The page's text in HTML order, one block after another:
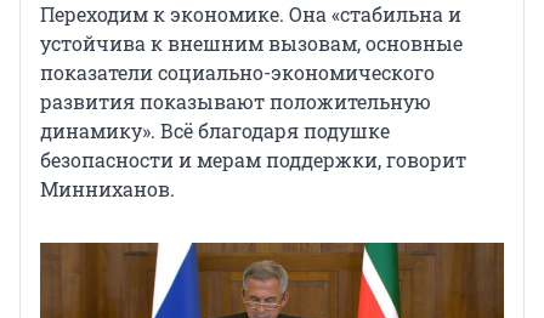
Переходим к экономике. Она «стабильна и
устойчива к внешним вызовам, основные
показатели социально-экономического
развития показывают положительную
динамику». Всё благодаря подушке
безопасности и мерам поддержки, говорит
Минниханов.